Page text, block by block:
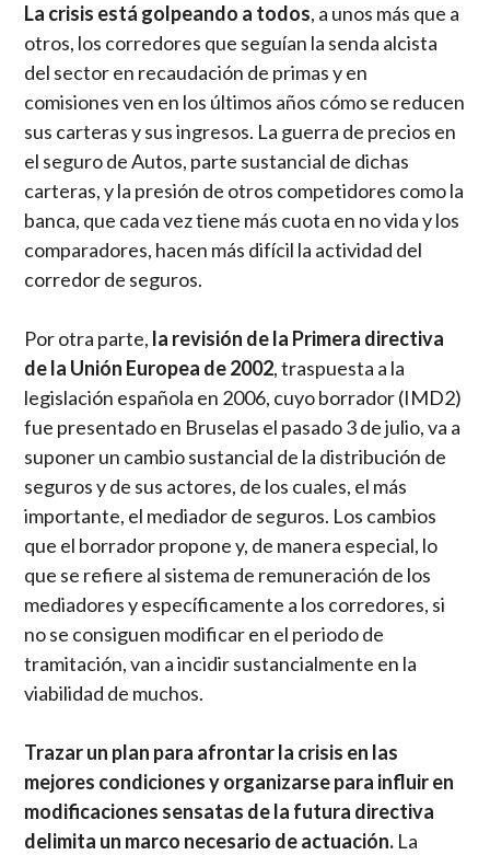
La crisis está golpeando a todos, a unos más que a
otros, los corredores que seguían la senda alcista
del sector en recaudación de primas y en
comisiones ven en los últimos años cómo se reducen
sus carteras y sus ingresos. La guerra de precios en
el seguro de Autos, parte sustancial de dichas
carteras, y la presión de otros competidores como la
banca, que cada vez tiene más cuota en no vida y los
comparadores, hacen más difícil la actividad del
corredor de seguros.
Por otra parte, la revisión de la Primera directiva
de la Unión Europea de 2002, traspuesta a la
legislación española en 2006, cuyo borrador (IMD2)
fue presentado en Bruselas el pasado 3 de julio, va a
suponer un cambio sustancial de la distribución de
seguros y de sus actores, de los cuales, el más
importante, el mediador de seguros. Los cambios
que el borrador propone y, de manera especial, lo
que se refiere al sistema de remuneración de los
mediadores y específicamente a los corredores, si
no se consiguen modificar en el periodo de
tramitación, van a incidir sustancialmente en la
viabilidad de muchos.
Trazar un plan para afrontar la crisis en las
mejores condiciones y organizarse para influir en
modificaciones sensatas de la futura directiva
delimita un marco necesario de actuación. La